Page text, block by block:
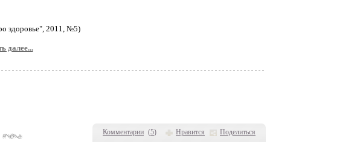
Комментарии (5) Нравится Поделиться
здоровье", 2011, №5)
далее...